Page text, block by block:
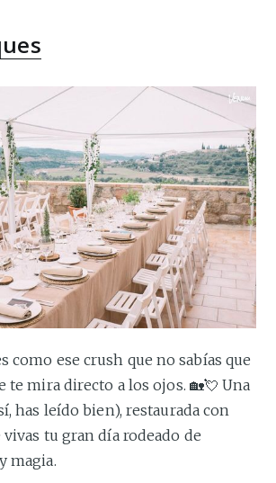
como ese crush que no sabías que
te mira directo a los ojos. 🏡💘 Una
has leído bien), restaurada con
tu gran día rodeado de
magia.